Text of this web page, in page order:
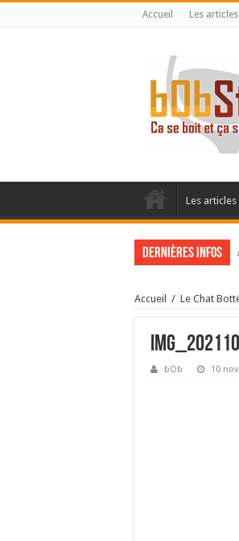
Accueil Les articles
Les articles
Dernières infos
Accueil / Le Chat
bOb 10